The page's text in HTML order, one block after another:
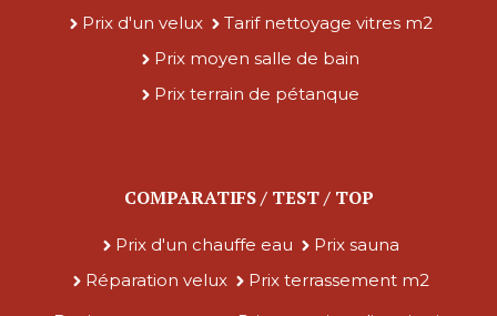
Prix d'un velux
Tarif nettoyage vitres m2
Prix moyen salle de bain
Prix terrain de pétanque
COMPARATIFS / TEST / TOP
Prix d'un chauffe eau
Prix sauna
Réparation velux
Prix terrassement m2